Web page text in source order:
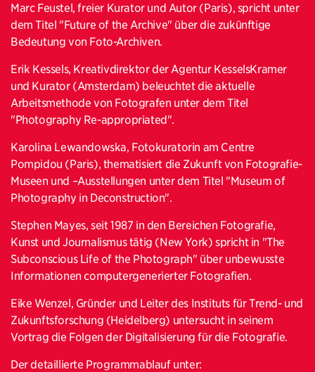
Marc Feustel, freier Kurator und Autor (Paris), spricht unter
dem Titel "Future of the Archive" über die zukünftige
Bedeutung von Foto-Archiven.
Erik Kessels, Kreativdirektor der Agentur KesselsKramer
und Kurator (Amsterdam) beleuchtet die aktuelle
Arbeitsmethode von Fotografen unter dem Titel
"Photography Re-appropriated".
Karolina Lewandowska, Fotokuratorin am Centre
Pompidou (Paris), thematisiert die Zukunft von Fotografie-
Museen und –Ausstellungen unter dem Titel "Museum of
Photography in Deconstruction".
Stephen Mayes, seit 1987 in den Bereichen Fotografie,
Kunst und Journalismus tätig (New York) spricht in "The
Subconscious Life of the Photograph" über unbewusste
Informationen computergenerierter Fotografien.
Eike Wenzel, Gründer und Leiter des Instituts für Trend- und
Zukunftsforschung (Heidelberg) untersucht in seinem
Vortrag die Folgen der Digitalisierung für die Fotografie.
Der detaillierte Programmablauf unter: